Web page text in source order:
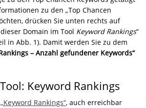
zu den „Top Chancen
drücken Sie unten rechts auf
Domain im Tool Keyword Rankings“
in Abb. 1). Damit werden Sie zu dem
– Anzahl gefundener Keywords“
Keyword Rankings
Rankings“, auch erreichbar